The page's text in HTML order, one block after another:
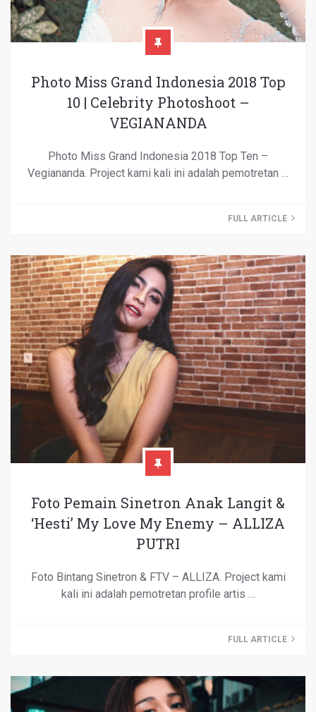
Photo Miss Grand Indonesia 2018 Top
10 | Celebrity Photoshoot –
VEGIANANDA
Photo Miss Grand Indonesia 2018 Top Ten –
Vegiananda. Project kami kali ini adalah pemotretan …
FULL ARTICLE
Foto Pemain Sinetron Anak Langit &
‘Hesti’ My Love My Enemy – ALLIZA
PUTRI
Foto Bintang Sinetron & FTV – ALLIZA. Project kami
kali ini adalah pemotretan profile artis …
FULL ARTICLE